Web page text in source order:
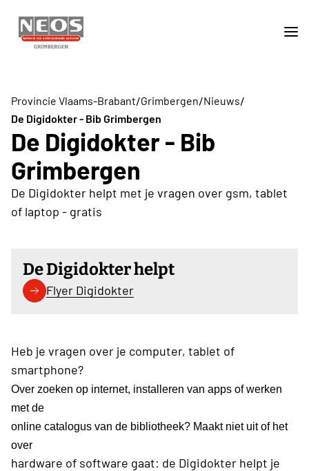
Provincie Vlaams-Brabant/Grimbergen/Nieuws/
De Digidokter - Bib Grimbergen
De Digidokter - Bib
Grimbergen
De Digidokter helpt met je vragen over gsm, tablet
of laptop - gratis
De Digidokter helpt
Flyer Digidokter
Heb je vragen over je computer, tablet of
smartphone?
Over zoeken op internet, installeren van apps of werken
met de
online catalogus van de bibliotheek? Maakt niet uit of het
over
hardware of software gaat: de Digidokter helpt je